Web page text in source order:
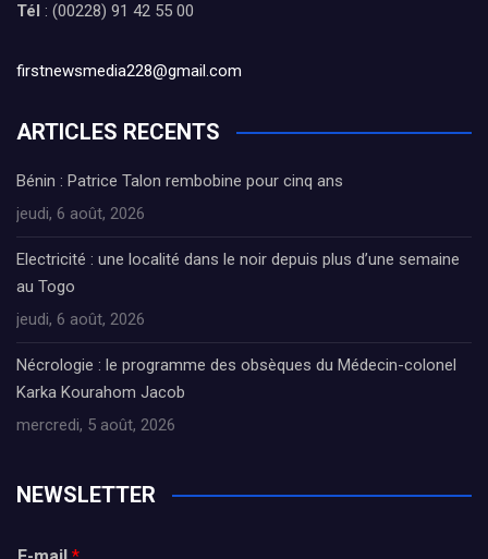
Tél : (00228) 91 42 55 00
firstnewsmedia228@gmail.com
ARTICLES RECENTS
Bénin : Patrice Talon rembobine pour cinq ans
jeudi, 6 août, 2026
Electricité : une localité dans le noir depuis plus d’une semaine
au Togo
jeudi, 6 août, 2026
Nécrologie : le programme des obsèques du Médecin-colonel
Karka Kourahom Jacob
mercredi, 5 août, 2026
NEWSLETTER